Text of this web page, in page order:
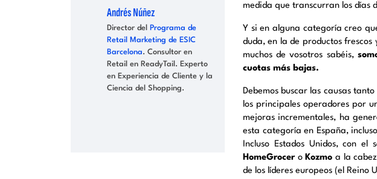
Andrés Núñez
Director del
Programa de
Retail Marketing de ESIC
Barcelona. Consultor en
Retail en ReadyTail. Experto
en Experiencia de Cliente y la
Ciencia del Shopping.
medida que transcurran los días
Y si en alguna categoría creo
duda, en la de productos
muchos de vosotros sabéis,
cuotas más bajas.
Debemos buscar las causas
los principales operadores por
mejoras incrementales, ha
esta categoría en España,
Incluso Estados Unidos, con
HomeGrocero Kozmo a la
de los líderes europeos (el Reino